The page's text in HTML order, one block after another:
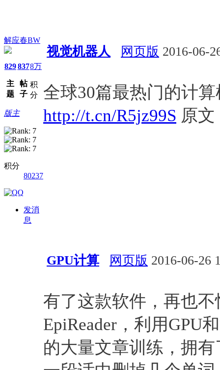
解应春BW
829
主
题
837
帖
子
8万
积
分
版主
积分
80237
发消
息
视觉机器人 网页版 2016-06-
全球30篇最热门的计
http://t.cn/R5jz99S 原文
GPU计算 网页版 2016-06-26
有了这款软件，再也
EpiReader，利用GPU
的大量文章训练，拥